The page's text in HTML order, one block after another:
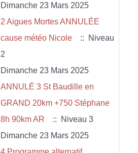
Dimanche 23 Mars 2025
2 Aigues Mortes ANNULÉE
cause météo Nicole
:: Niveau
2
Dimanche 23 Mars 2025
ANNULÉ 3 St Baudille en
GRAND 20km +750 Stéphane
8h 90km AR
:: Niveau 3
Dimanche 23 Mars 2025